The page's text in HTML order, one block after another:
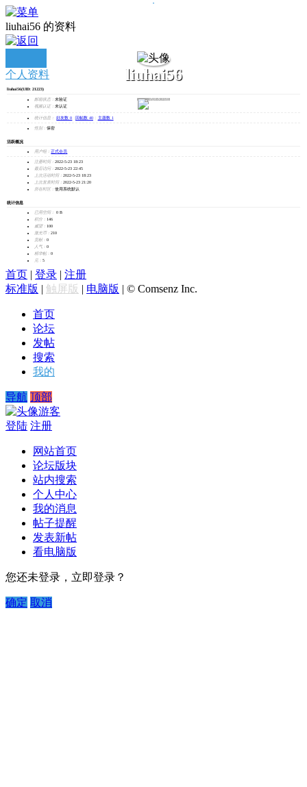
liuhai56 的资料
liuhai56
发消息
个人资料
liuhai56(UID: 21223)
邮箱状态： 未验证
视频认证： 未认证
统计信息： 好友数 0 回帖数 40 主题数 1
性别： 保密
活跃概况
用户组： 正式会员
注册时间： 2022-5-23 18:23
最后访问： 2022-5-23 22:45
上次活动时间： 2022-5-23 18:23
上次发表时间： 2022-5-23 21:20
所在时区： 使用系统默认
统计信息
已用空间：
0 B
积分：
146
威望：
100
激光币： 210
贡献： 0
人气： 0
精华帖： 0
元： 5
首页 | 登录 | 注册
标准版 | 触屏版 | 电脑版 | © Comsenz Inc.
首页
论坛
发帖
搜索
我的
导航 顶部
游客
登陆 注册
网站首页
论坛版块
站内搜索
个人中心
我的消息
帖子提醒
发表新帖
看电脑版
您还未登录，立即登录？
确定 取消